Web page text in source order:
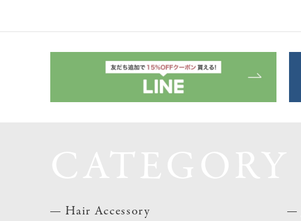
Hair Accessory